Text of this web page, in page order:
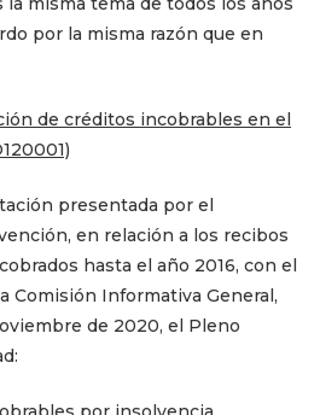
por la misma razón que en
de créditos incobrables en el
presentada por el
en relación a los recibos
hasta el año 2016, con el
Comisión Informativa General,
de 2020, el Pleno